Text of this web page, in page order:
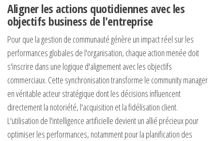
Aligner les actions quotidiennes avec les
objectifs business de l'entreprise
Pour que la gestion de communauté génère un impact réel sur les
performances globales de l'organisation, chaque action menée doit
s'inscrire dans une logique d'alignement avec les objectifs
commerciaux. Cette synchronisation transforme le community manager
en véritable acteur stratégique dont les décisions influencent
directement la notoriété, l'acquisition et la fidélisation client.
L'utilisation de l'intelligence artificielle devient un allié précieux pour
optimiser les performances, notamment pour la planification des